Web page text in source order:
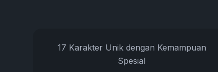
17 Karakter Unik dengan Kemampuan
Spesial